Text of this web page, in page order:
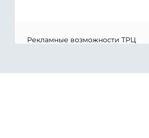
Рекламные возможности ТРЦ